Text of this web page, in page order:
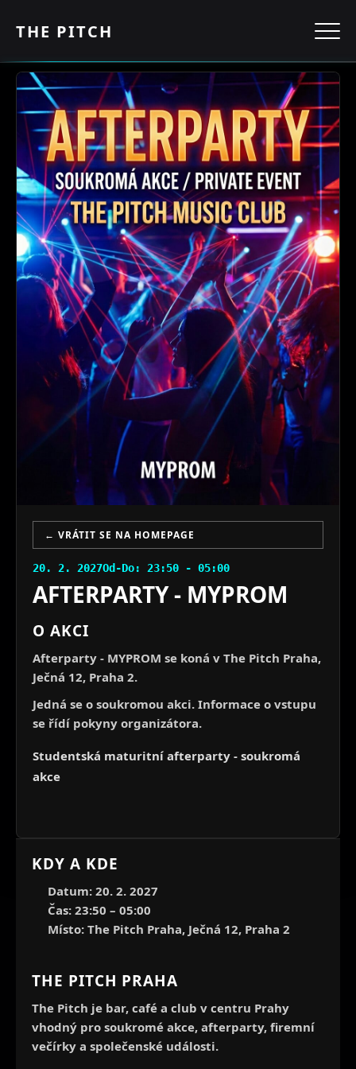
THE PITCH
← VRÁTIT SE NA HOMEPAGE
20. 2. 2027Od-Do: 23:50 - 05:00
AFTERPARTY - MYPROM
O AKCI
Afterparty - MYPROM se koná v The Pitch Praha,
Ječná 12, Praha 2.
Jedná se o soukromou akci. Informace o vstupu
se řídí pokyny organizátora.
Studentská maturitní afterparty - soukromá
akce
KDY A KDE
Datum: 20. 2. 2027
Čas: 23:50 – 05:00
Místo: The Pitch Praha, Ječná 12, Praha 2
THE PITCH PRAHA
The Pitch je bar, café a club v centru Prahy
vhodný pro soukromé akce, afterparty, firemní
večírky a společenské události.